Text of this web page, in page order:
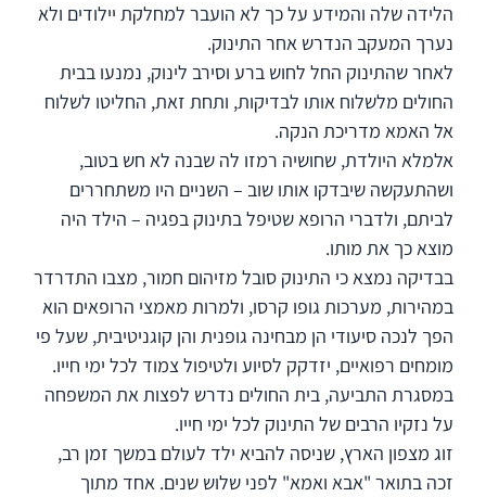
הלידה שלה והמידע על כך לא הועבר למחלקת יילודים ולא
נערך המעקב הנדרש אחר התינוק.
לאחר שהתינוק החל לחוש ברע וסירב לינוק, נמנעו בבית
החולים מלשלוח אותו לבדיקות, ותחת זאת, החליטו לשלוח
אל האמא מדריכת הנקה.
אלמלא היולדת, שחושיה רמזו לה שבנה לא חש בטוב,
ושהתעקשה שיבדקו אותו שוב – השניים היו משתחררים
לביתם, ולדברי הרופא שטיפל בתינוק בפגיה – הילד היה
מוצא כך את מותו.
בבדיקה נמצא כי התינוק סובל מזיהום חמור, מצבו התדרדר
במהירות, מערכות גופו קרסו, ולמרות מאמצי הרופאים הוא
הפך לנכה סיעודי הן מבחינה גופנית והן קוגניטיבית, שעל פי
מומחים רפואיים, יזדקק לסיוע ולטיפול צמוד לכל ימי חייו.
במסגרת התביעה, בית החולים נדרש לפצות את המשפחה
על נזקיו הרבים של התינוק לכל ימי חייו.
זוג מצפון הארץ, שניסה להביא ילד לעולם במשך זמן רב,
זכה בתואר "אבא ואמא" לפני שלוש שנים. אחד מתוך